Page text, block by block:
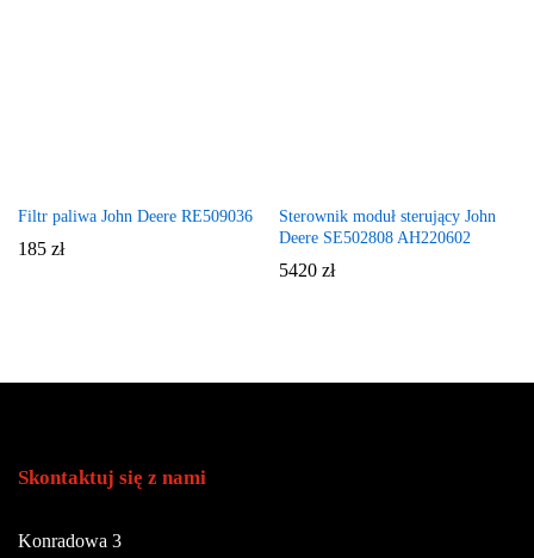
Filtr paliwa John Deere RE509036
185 zł
Sterownik moduł sterujący John
Deere SE502808 AH220602
5420 zł
Skontaktuj się z nami
Konradowa 3